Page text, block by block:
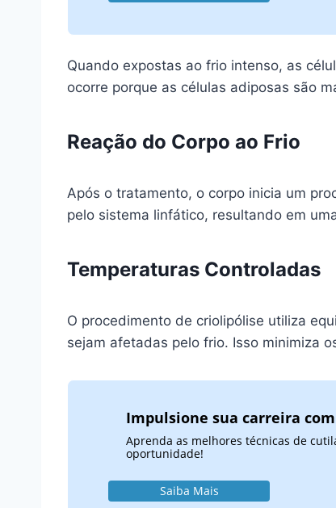
Quando expostas ao frio intenso, as
ocorre porque as células adiposas são
Reação do Corpo ao Frio
Após o tratamento, o corpo inicia um
pelo sistema linfático, resultando em
Temperaturas Controladas
O procedimento de criolipólise utiliza
sejam afetadas pelo frio. Isso minimiza
Impulsione sua carreira
Aprenda as melhores técnicas de
oportunidade!
Saiba Mais